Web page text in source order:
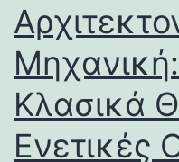
Κλασικά
Ενετικές